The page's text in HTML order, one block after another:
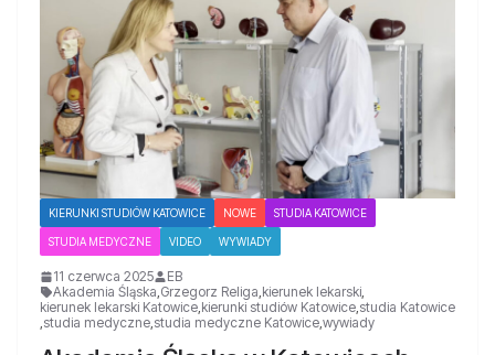
KIERUNKI STUDIÓW KATOWICE NOWE STUDIA KATOWICE
STUDIA MEDYCZNE VIDEO WYWIADY
11 czerwca 2025
EB
Akademia Śląska,Grzegorz Religa,kierunek lekarski,
kierunek lekarski Katowice,kierunki studiów Katowice,studia Katowice
,studia medyczne,studia medyczne Katowice,wywiady